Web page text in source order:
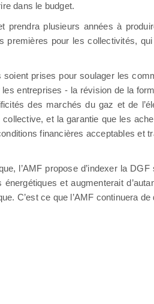
dans le budget.
prendra plusieurs années à
premières pour les collectivités, qui
soient prises pour soulager les
les entreprises - la révision de la
des marchés du gaz et de
collective, et la garantie que les
financières acceptables et
l’AMF propose d’indexer la DGF
et augmenterait
C’est ce que l’AMF continuera de